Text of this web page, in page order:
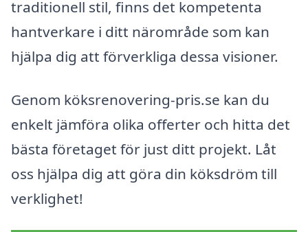
traditionell stil, finns det kompetenta
hantverkare i ditt närområde som kan
hjälpa dig att förverkliga dessa visioner.
Genom köksrenovering-pris.se kan du
enkelt jämföra olika offerter och hitta det
bästa företaget för just ditt projekt. Låt
oss hjälpa dig att göra din köksdröm till
verklighet!